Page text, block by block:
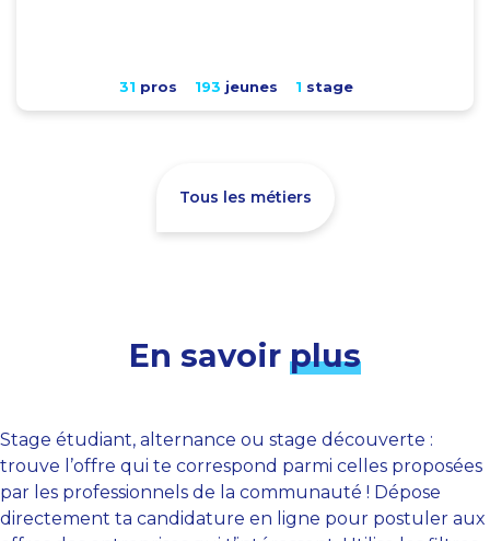
31 pros 193 jeunes 1 stage
Tous les métiers
En savoir plus
Stage étudiant, alternance ou stage découverte :
trouve l’offre qui te correspond parmi celles proposées
par les professionnels de la communauté ! Dépose
directement ta candidature en ligne pour postuler aux